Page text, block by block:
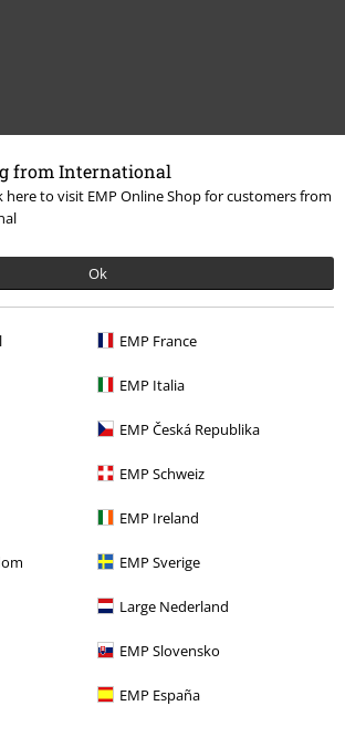
from International
here to visit EMP Online Shop for customers from
Ok
EMP France
EMP Italia
EMP Česká Republika
EMP Schweiz
EMP Ireland
EMP Sverige
Large Nederland
EMP Slovensko
EMP España
Camisas de manga larga
Fans de música